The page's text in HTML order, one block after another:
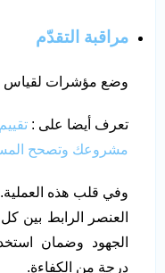
مراقبة التقدّم
وضع مؤشرات لقياس
تعرف أيضا على :
مشروعك وتصحح
وفي قلب هذه
العنصر الرابط بين
الجهود وضمان
درجة من الكفاءة.